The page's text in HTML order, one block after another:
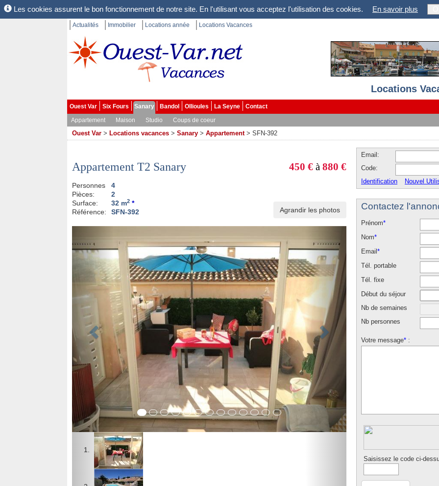
Les cookies assurent le bon fonctionnement de notre site. En l'utilisant vous acceptez l'utilisation des cookies. En savoir plus
Actualités Immobilier Locations année Locations Vacances
Locations
Ouest Var Six Fours Sanary Bandol Ollioules La Seyne
Contact
Appartement
Maison Studio Coups de coeur
Ouest Var > Locations vacances > Sanary > Appartement > SFN-392
450 € à 880 €
Appartement T2 Sanary
Personnes
4
Pièces:
2
Surface:
32 m2 *
Référence:
SFN-392 Agrandir les photos
Email:
Code:
Identification
Nouvel
Contactez
Prénom*
Nom*
Email *
Tél. portable
Tél. fixe
Début du séjour
Nb de semaines
Nb personnes
Votre message* :
Saisissez le code ci-